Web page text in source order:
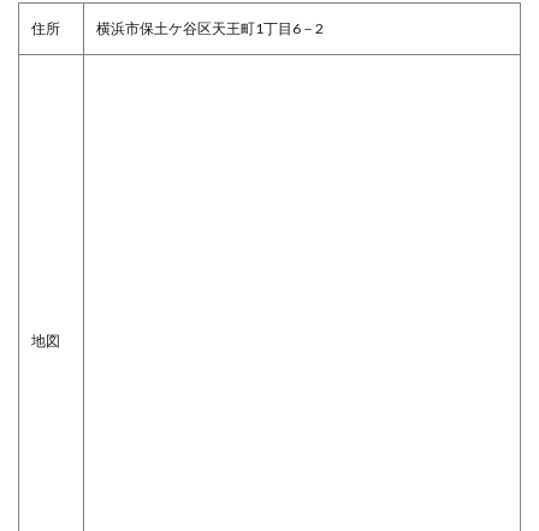
住所 横浜市保土ケ谷区天王町1丁目6－2
地図